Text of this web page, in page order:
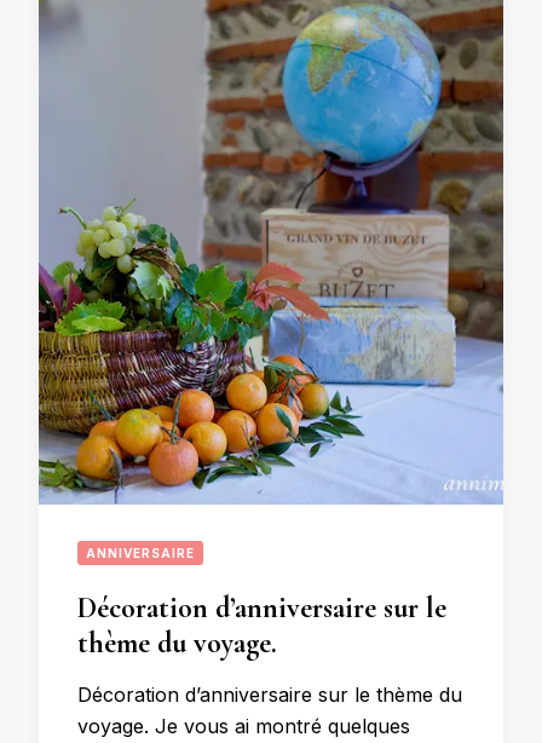
ANNIVERSAIRE
Décoration d’anniversaire sur le
thème du voyage.
Décoration d’anniversaire sur le thème du
voyage. Je vous ai montré quelques